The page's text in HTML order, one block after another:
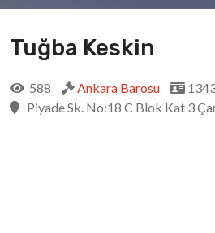
Tuğba Keskin
588 Ankara Barosu
Piyade Sk. No:18 C Blok Kat 3